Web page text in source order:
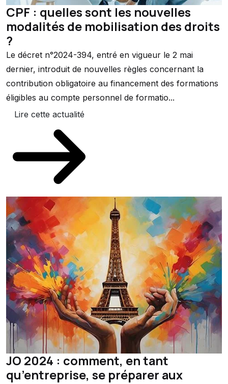
CPF : quelles sont les nouvelles
modalités de mobilisation des droits
?
Le décret n°2024-394, entré en vigueur le 2 mai
dernier, introduit de nouvelles règles concernant la
contribution obligatoire au financement des formations
éligibles au compte personnel de formatio...
Lire cette actualité
JO 2024 : comment, en tant
qu’entreprise, se préparer aux